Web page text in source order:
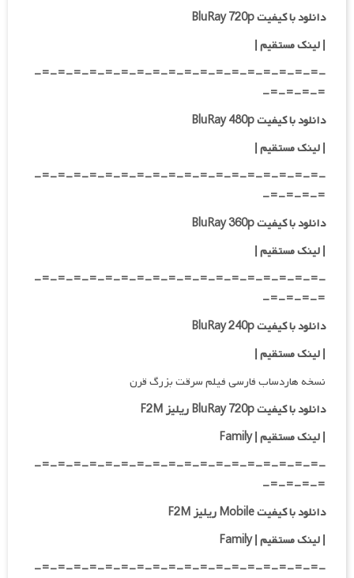
دانلود با کیفیت BluRay 720p
| لینک مستقیم |
-=-=-=-=-=-=-=-=-=-=-=-=-=-=-=-=-=-=-
=-=-=-=-
دانلود با کیفیت BluRay 480p
| لینک مستقیم |
-=-=-=-=-=-=-=-=-=-=-=-=-=-=-=-=-=-=-
=-=-=-=-
دانلود با کیفیت BluRay 360p
| لینک مستقیم |
-=-=-=-=-=-=-=-=-=-=-=-=-=-=-=-=-=-=-
=-=-=-=-
دانلود با کیفیت BluRay 240p
| لینک مستقیم |
نسخه هاردساب فارسی فیلم سرقت بزرگ قرن
دانلود با کیفیت BluRay 720p ریلیز F2M
| لینک مستقیم| Family
-=-=-=-=-=-=-=-=-=-=-=-=-=-=-=-=-=-=-
=-=-=-=-
دانلود با کیفیت Mobile ریلیز F2M
| لینک مستقیم| Family
-=-=-=-=-=-=-=-=-=-=-=-=-=-=-=-=-=-=-